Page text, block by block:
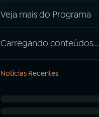
Veja mais do Programa
Carregando conteúdos...
Notícias Recentes